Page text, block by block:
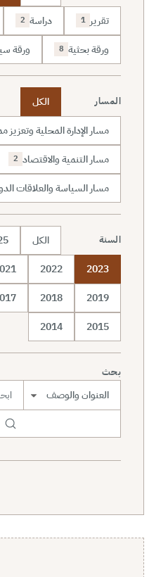
تقرير 1 دراسة 2
ورقة بحثية 8 ورقة
المسار
الكل
مسار الإدارة المحلية وتعزيز
مسار التنمية والاقتصاد 2
مسار السياسة والعلاقات
السنة الكل
2023
2022
2019
2018
2015
2014
بحث